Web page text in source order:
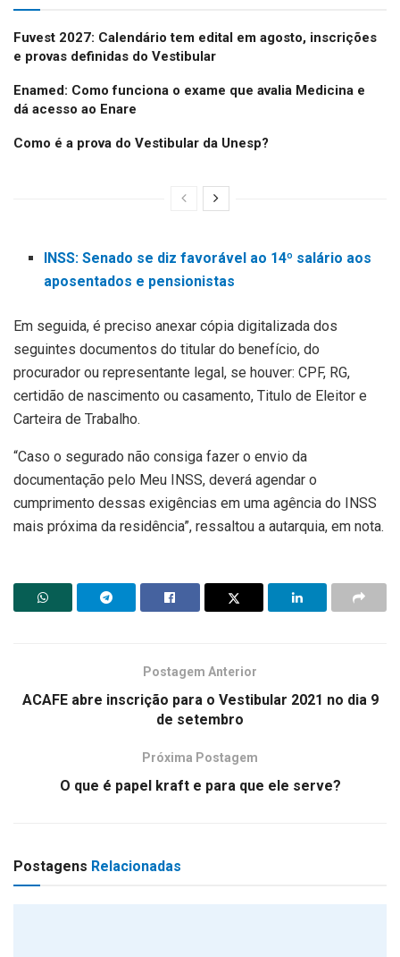
Fuvest 2027: Calendário tem edital em agosto, inscrições
e provas definidas do Vestibular
Enamed: Como funciona o exame que avalia Medicina e
dá acesso ao Enare
Como é a prova do Vestibular da Unesp?
INSS: Senado se diz favorável ao 14º salário aos
aposentados e pensionistas
Em seguida, é preciso anexar cópia digitalizada dos
seguintes documentos do titular do benefício, do
procurador ou representante legal, se houver: CPF, RG,
certidão de nascimento ou casamento, Titulo de Eleitor e
Carteira de Trabalho.
“Caso o segurado não consiga fazer o envio da
documentação pelo Meu INSS, deverá agendar o
cumprimento dessas exigências em uma agência do INSS
mais próxima da residência”, ressaltou a autarquia, em nota.
Postagem Anterior
ACAFE abre inscrição para o Vestibular 2021 no dia 9
de setembro
Próxima Postagem
O que é papel kraft e para que ele serve?
Postagens Relacionadas